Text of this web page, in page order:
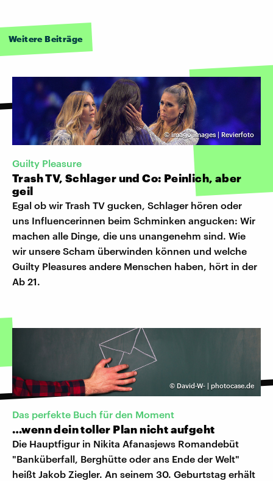
Weitere Beiträge
©imago images | Revierfoto
Guilty Pleasure
Trash TV, Schlager und Co: Peinlich, aber
geil
Egal ob wir Trash TV gucken, Schlager hören oder
uns Influencerinnen beim Schminken angucken: Wir
machen alle Dinge, die uns unangenehm sind. Wie
wir unsere Scham überwinden können und welche
Guilty Pleasures andere Menschen haben, hört in der
Ab 21.
© David-W- | photocase.de
Das perfekte Buch für den Moment
…wenn dein toller Plan nicht aufgeht
Die Hauptfigur in Nikita Afanasjews Romandebüt
"Banküberfall, Berghütte oder ans Ende der Welt"
heißt Jakob Ziegler. An seinem 30. Geburtstag erhält